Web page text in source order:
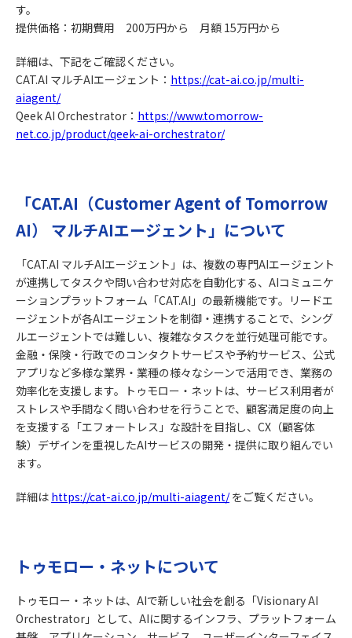
す。
提供価格：初期費用 200万円から 月額 15万円から
詳細は、下記をご確認ください。
CAT.AI マルチAIエージェント： https://cat-ai.co.jp/multi-
aiagent/
Qeek AI Orchestrator： https://www.tomorrow-
net.co.jp/product/qeek-ai-orchestrator/
「CAT.AI（Customer Agent of Tomorrow
AI） マルチAIエージェント」について
「CAT.AI マルチAIエージェント」は、複数の専門AIエージェント
が連携してタスクや問い合わせ対応を自動化する、AIコミュニケ
ーションプラットフォーム「CAT.AI」の最新機能です。リードエ
ージェントが各AIエージェントを制御・連携することで、シング
ルエージェントでは難しい、複雑なタスクを並行処理可能です。
金融・保険・行政でのコンタクトサービスや予約サービス、公式
アプリなど多様な業界・業種の様々なシーンで活用でき、業務の
効率化を支援します。トゥモロー・ネットは、サービス利用者が
ストレスや手間なく問い合わせを行うことで、顧客満足度の向上
を支援する「エフォートレス」な設計を目指し、CX（顧客体
験）デザインを重視したAIサービスの開発・提供に取り組んでい
ます。
詳細は https://cat-ai.co.jp/multi-aiagent/をご覧ください。
トゥモロー・ネットについて
トゥモロー・ネットは、AIで新しい社会を創る「Visionary AI
Orchestrator」として、AIに関するインフラ、プラットフォーム